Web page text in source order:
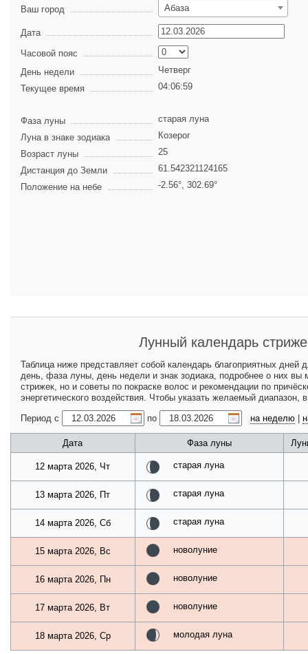
Ваш город Абаза
Дата
Часовой пояс
День недели
Четверг
Текущее время
04:07:00
Фаза луны
старая луна
Луна в знаке зодиака
Козерог
Возраст луны
25
Дистанция до Земли
61.542321124165
Положение на небе
-2.56°, 302.69°
Лунный календарь
Таблица ниже представляет собой календарь благоприятных
день, фаза луны, день недели и знак зодиака, подробнее о них вы
стрижек, но и советы по покраске волос и рекомендации по
энергетического воздействия. Чтобы указать желаемый
Период с
по на неделю
Дата Фаза луны
12 марта 2026, Чт старая луна
13 марта 2026, Пт старая луна
14 марта 2026, Сб старая луна
15 марта 2026, Вс новолуние
16 марта 2026, Пн новолуние
17 марта 2026, Вт новолуние
18 марта 2026, Ср молодая луна